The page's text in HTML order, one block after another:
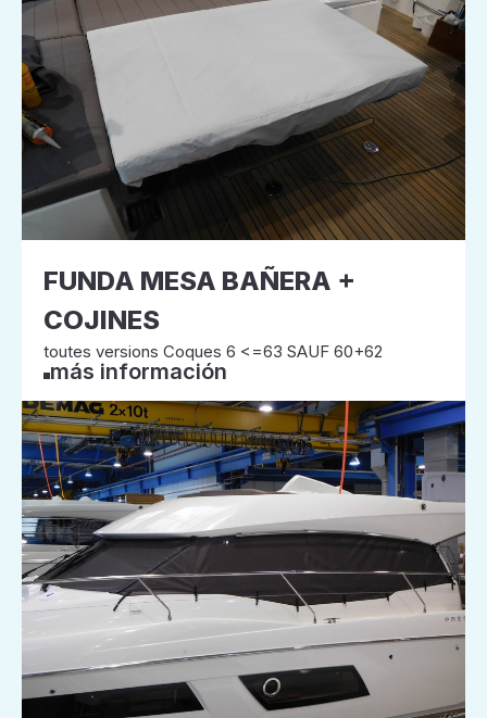
FUNDA MESA BAÑERA +
COJINES
toutes versions Coques 6 <=63 SAUF 60+62
más información